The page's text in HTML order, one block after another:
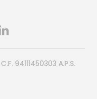
94111450303 A.P.S.